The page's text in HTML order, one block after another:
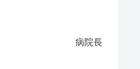
病院長